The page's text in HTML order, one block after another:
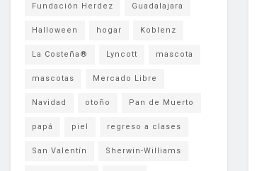
Fundación Herdez Guadalajara
Halloween hogar Koblenz
La Costeña® Lyncott mascota
mascotas Mercado Libre
Navidad otoño Pan de Muerto
papá piel regreso a clases
San Valentín Sherwin-Williams